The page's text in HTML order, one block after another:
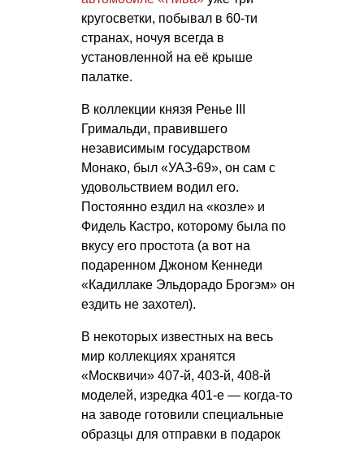
кругосветки, побывал в 60-ти
странах, ночуя всегда в
установленной на её крыше
палатке.
В коллекции князя Ренье III
Гримальди, правившего
независимым государством
Монако, был «УАЗ-69», он сам с
удовольствием водил его.
Постоянно ездил на «козле» и
Фидель Кастро, которому была по
вкусу его простота (а вот на
подаренном Джоном Кеннеди
«Кадиллаке Эльдорадо Брогэм» он
ездить не захотел).
В некоторых известных на весь
мир коллекциях хранятся
«Москвичи» 407-й, 403-й, 408-й
моделей, изредка 401-е — когда-то
на заводе готовили специальные
образцы для отправки в подарок